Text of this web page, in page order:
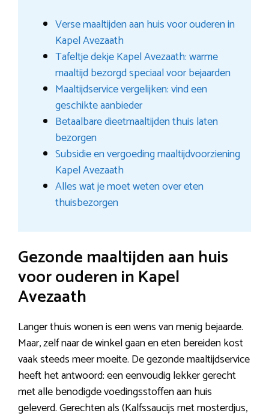
Verse maaltijden aan huis voor ouderen in
Kapel Avezaath
Tafeltje dekje Kapel Avezaath: warme
maaltijd bezorgd speciaal voor bejaarden
Maaltijdservice vergelijken: vind een
geschikte aanbieder
Betaalbare dieetmaaltijden thuis laten
bezorgen
Subsidie en vergoeding maaltijdvoorziening
Kapel Avezaath
Alles wat je moet weten over eten
thuisbezorgen
Gezonde maaltijden aan huis
voor ouderen in Kapel
Avezaath
Langer thuis wonen is een wens van menig bejaarde.
Maar, zelf naar de winkel gaan en eten bereiden kost
vaak steeds meer moeite. De gezonde maaltijdservice
heeft het antwoord: een eenvoudig lekker gerecht
met alle benodigde voedingsstoffen aan huis
geleverd. Gerechten als (Kalfssaucijs met mosterdjus,